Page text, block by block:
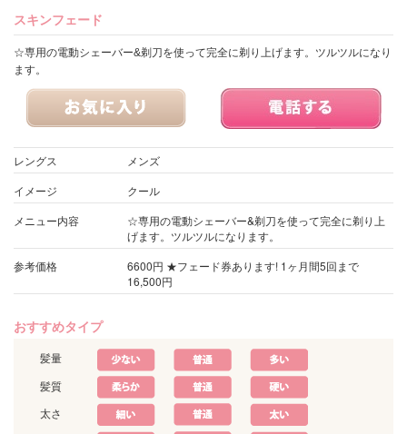
スキンフェード
☆専用の電動シェーバー&剃刀を使って完全に剃り上げます。ツルツルになり
ます。
レングス
メンズ
イメージ
クール
メニュー内容
☆専用の電動シェーバー&剃刀を使って完全に剃り上
げます。ツルツルになります。
参考価格
6600円 ★フェード券あります! 1ヶ月間5回まで
16,500円
おすすめタイプ
髪量
髪質
太さ